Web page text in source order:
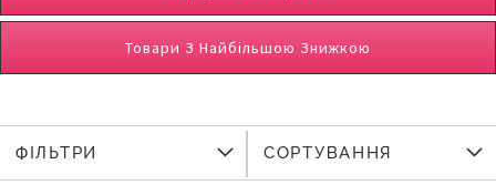
Товари З Найбільшою Знижкою
ФІЛЬТРИ СОРТУВАННЯ